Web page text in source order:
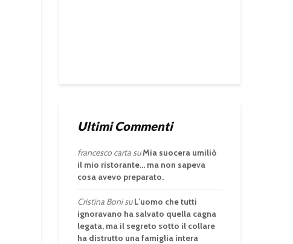
Ultimi Commenti
francesco cartasuMia suocera umiliò
il mio ristorante… ma non sapeva
cosa avevo preparato.
Cristina BonisuL’uomo che tutti
ignoravano ha salvato quella cagna
legata, ma il segreto sotto il collare
ha distrutto una famiglia intera